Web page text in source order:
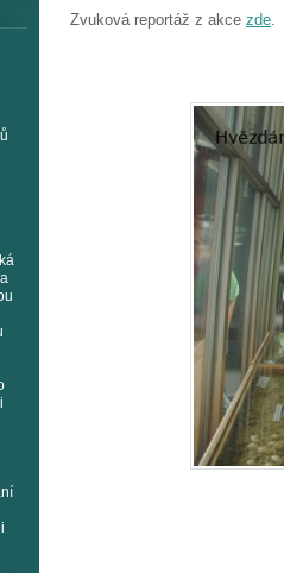
Zvuková reportáž z akce zde.